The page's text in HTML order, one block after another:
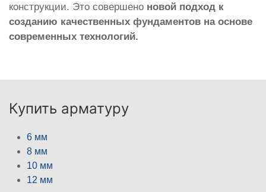
конструкции. Это совершено новой подход к
созданию качественных фундаментов на основе
современных технологий.
Купить арматуру
6 мм
8 мм
10 мм
12 мм